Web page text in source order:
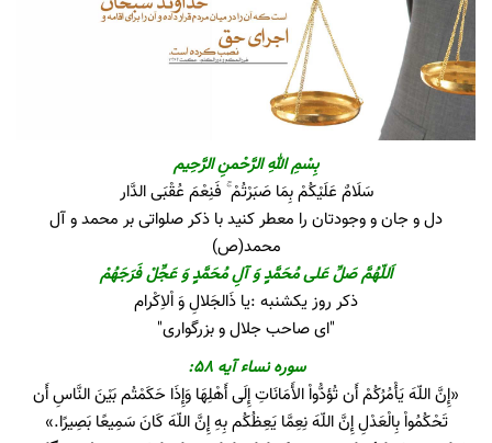
بِسْمِ اللهِ الرَّحْمنِ الرَّحِیم
سَلَامٌ عَلَيْكُمْ بِمَا صَبَرْتُمْ ۚ فَنِعْمَ عُقْبَى الدَّار
دل و جان و وجودتان را معطر کنید با ذکر صلواتی بر محمد و آل
محمد(ص)
اَللّهُمَّ صَلِّ عَلی مُحَمَّدٍ وَ آلِ مُحَمَّدٍ وَ عَجِّلْ فَرَجَهُمْ
ذکر روز یکشنبه :یا ذَالجَلالِ وَ اْلاِکْرام
"ای صاحب جلال و بزرگواری"
سوره نساء آیه ۵۸:
«إِنَّ اللّهَ یَأْمُرُکُمْ أَن تُؤدُّواْ الأَمَانَاتِ إِلَى أَهْلِهَا وَإِذَا حَکَمْتُم بَیْنَ النَّاسِ أَن
تَحْکُمُواْ بِالْعَدْلِ إِنَّ اللّهَ نِعِمَّا یَعِظُکُم بِهِ إِنَّ اللّهَ کَانَ سَمِیعًا بَصِیرًا.»